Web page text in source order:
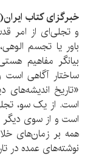
خبرگزای کتاب
و تجلیای از امر
باور یا تجسم
بیانگر مفاهیم
ساختار آگاهی
«تاریخ اندیشه‌های
است. از یک سو،
است و از سوی
همه بر زمان‌‌های
نوشته‌های عمده در